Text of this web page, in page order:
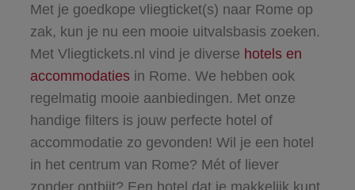
Met je goedkope vliegticket(s) naar Rome op
zak, kun je nu een mooie uitvalsbasis zoeken.
Met Vliegtickets.nl vind je diverse hotels en
accommodatiesin Rome. We hebben ook
regelmatig mooie aanbiedingen. Met onze
handige filters is jouw perfecte hotel of
accommodatie zo gevonden! Wil je een hotel
in het centrum van Rome? Mét of liever
zonder ontbijt? Een hotel dat je makkelijk kunt